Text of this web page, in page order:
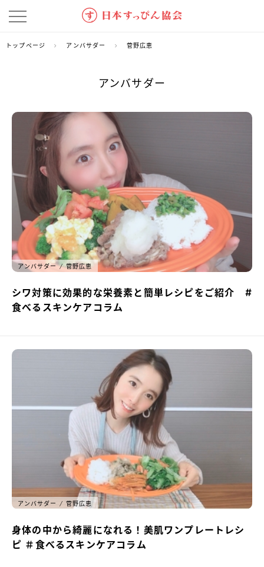
トップページ アンバサダー 菅野広恵
アンバサダー
アンバサダー 菅野広恵
シワ対策に効果的な栄養素と簡単レシピをご紹介 #
食べるスキンケアコラム
アンバサダー 菅野広恵
身体の中から綺麗になれる！美肌ワンプレートレシ
ピ ＃食べるスキンケアコラム